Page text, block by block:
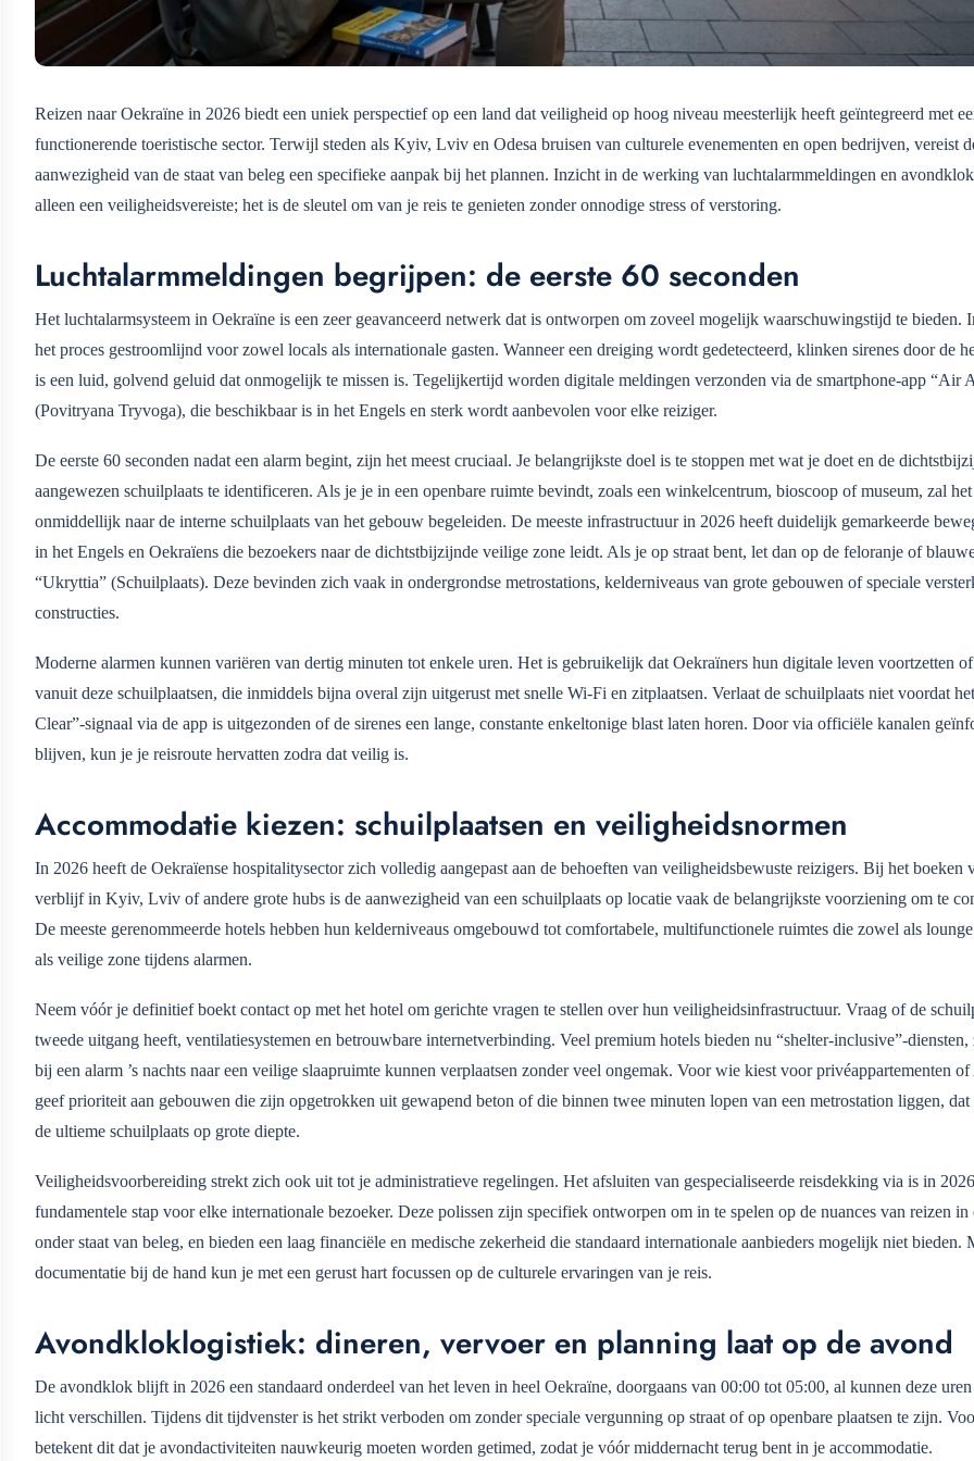
Reizen naar Oekraïne in 2026 biedt een uniek perspectief op een land dat veiligheid op hoog niveau meesterlijk heeft geïntegreerd met
functionerende toeristische sector. Terwijl steden als Kyiv, Lviv en Odesa bruisen van culturele evenementen en open bedrijven, vereist
aanwezigheid van de staat van beleg een specifieke aanpak bij het plannen. Inzicht in de werking van luchtalarmmeldingen en
alleen een veiligheidsvereiste; het is de sleutel om van je reis te genieten zonder onnodige stress of verstoring.
Luchtalarmmeldingen begrijpen: de eerste 60 seconden
Het luchtalarmsysteem in Oekraïne is een zeer geavanceerd netwerk dat is ontworpen om zoveel mogelijk waarschuwingstijd te bieden.
het proces gestroomlijnd voor zowel locals als internationale gasten. Wanneer een dreiging wordt gedetecteerd, klinken sirenes door de
is een luid, golvend geluid dat onmogelijk te missen is. Tegelijkertijd worden digitale meldingen verzonden via de smartphone-app “Air
(Povitryana Tryvoga), die beschikbaar is in het Engels en sterk wordt aanbevolen voor elke reiziger.
De eerste 60 seconden nadat een alarm begint, zijn het meest cruciaal. Je belangrijkste doel is te stoppen met wat je doet en de
aangewezen schuilplaats te identificeren. Als je je in een openbare ruimte bevindt, zoals een winkelcentrum, bioscoop of museum, zal
onmiddellijk naar de interne schuilplaats van het gebouw begeleiden. De meeste infrastructuur in 2026 heeft duidelijk gemarkeerde
in het Engels en Oekraïens die bezoekers naar de dichtstbijzijnde veilige zone leidt. Als je op straat bent, let dan op de feloranje of
“Ukryttia” (Schuilplaats). Deze bevinden zich vaak in ondergrondse metrostations, kelderniveaus van grote gebouwen of speciale
constructies.
Moderne alarmen kunnen variëren van dertig minuten tot enkele uren. Het is gebruikelijk dat Oekraïners hun digitale leven voortzetten
vanuit deze schuilplaatsen, die inmiddels bijna overal zijn uitgerust met snelle Wi‑Fi en zitplaatsen. Verlaat de schuilplaats niet voordat
Clear”-signaal via de app is uitgezonden of de sirenes een lange, constante enkeltonige blast laten horen. Door via officiële kanalen
blijven, kun je je reisroute hervatten zodra dat veilig is.
Accommodatie kiezen: schuilplaatsen en veiligheidsnormen
In 2026 heeft de Oekraïense hospitalitysector zich volledig aangepast aan de behoeften van veiligheidsbewuste reizigers. Bij het boeken
verblijf in Kyiv, Lviv of andere grote hubs is de aanwezigheid van een schuilplaats op locatie vaak de belangrijkste voorziening om te
De meeste gerenommeerde hotels hebben hun kelderniveaus omgebouwd tot comfortabele, multifunctionele ruimtes die zowel als
als veilige zone tijdens alarmen.
Neem vóór je definitief boekt contact op met het hotel om gerichte vragen te stellen over hun veiligheidsinfrastructuur. Vraag of de
tweede uitgang heeft, ventilatiesystemen en betrouwbare internetverbinding. Veel premium hotels bieden nu “shelter-inclusive”-diensten,
bij een alarm ’s nachts naar een veilige slaapruimte kunnen verplaatsen zonder veel ongemak. Voor wie kiest voor privéappartementen
geef prioriteit aan gebouwen die zijn opgetrokken uit gewapend beton of die binnen twee minuten lopen van een metrostation liggen, dat
de ultieme schuilplaats op grote diepte.
Veiligheidsvoorbereiding strekt zich ook uit tot je administratieve regelingen. Het afsluiten van gespecialiseerde reisdekking via is in
fundamentele stap voor elke internationale bezoeker. Deze polissen zijn specifiek ontworpen om in te spelen op de nuances van reizen in
onder staat van beleg, en bieden een laag financiële en medische zekerheid die standaard internationale aanbieders mogelijk niet bieden.
documentatie bij de hand kun je met een gerust hart focussen op de culturele ervaringen van je reis.
Avondkloklogistiek: dineren, vervoer en planning laat op de avond
De avondklok blijft in 2026 een standaard onderdeel van het leven in heel Oekraïne, doorgaans van 00:00 tot 05:00, al kunnen deze
licht verschillen. Tijdens dit tijdvenster is het strikt verboden om zonder speciale vergunning op straat of op openbare plaatsen te zijn.
betekent dit dat je avondactiviteiten nauwkeurig moeten worden getimed, zodat je vóór middernacht terug bent in je accommodatie.